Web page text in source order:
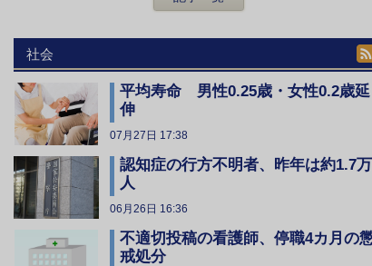
社会
平均寿命 男性0.25歳・女性0.2歳延
伸
07月27日 17:38
認知症の行方不明者、昨年は約1.7万
人
06月26日 16:36
不適切投稿の看護師、停職4カ月の
戒処分